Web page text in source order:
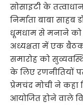
सोसाइटी के
निर्माता बाबा
धूमधाम से मनाने को
अध्यक्षता में एक
समारोह को
के लिए रणनीतियों पर
प्रेमचंद मोची ने
आयोजित होने वाले